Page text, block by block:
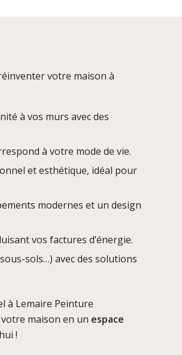
votre maison à
à vos murs avec des
à votre mode de vie.
et esthétique, idéal pour
modernes et un design
vos factures d’énergie.
sols…) avec des solutions
à Lemaire Peinture
maison en un espace
!